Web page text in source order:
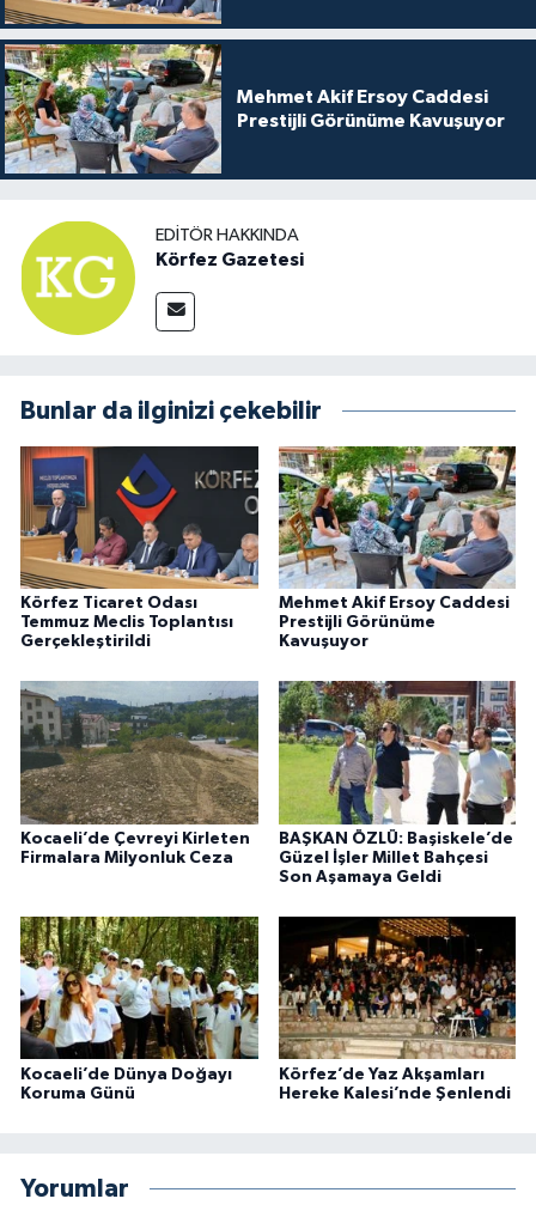
Mehmet Akif Ersoy Caddesi
Prestijli Görünüme Kavuşuyor
EDITÖR HAKKINDA
Körfez Gazetesi
Bunlar da ilginizi çekebilir
Körfez Ticaret Odası
Temmuz Meclis Toplantısı
Gerçekleştirildi
Mehmet Akif Ersoy Caddesi
Prestijli Görünüme
Kavuşuyor
Kocaeli’de Çevreyi Kirleten
Firmalara Milyonluk Ceza
BAŞKAN ÖZLÜ: Başiskele’de
Güzel İşler Millet Bahçesi
Son Aşamaya Geldi
Kocaeli’de Dünya Doğayı
Koruma Günü
Körfez’de Yaz Akşamları
Hereke Kalesi’nde Şenlendi
Yorumlar